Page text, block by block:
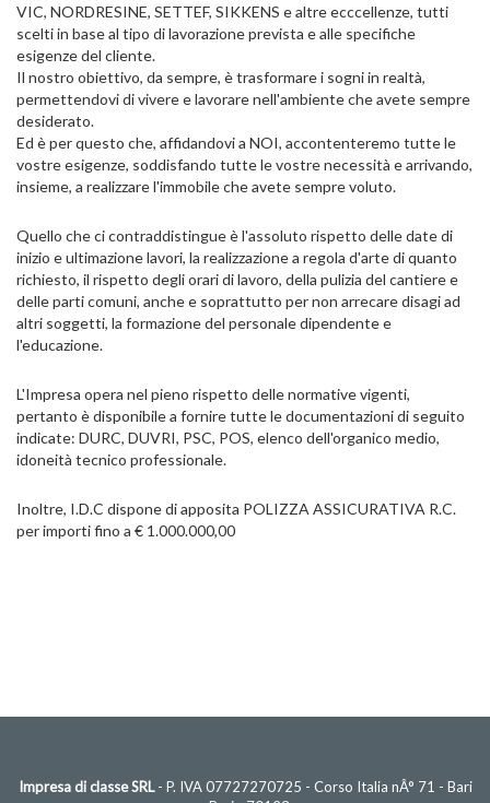
VIC, NORDRESINE, SETTEF, SIKKENS e altre ecccellenze, tutti
scelti in base al tipo di lavorazione prevista e alle specifiche
esigenze del cliente.
Il nostro obiettivo, da sempre, è trasformare i sogni in realtà,
permettendovi di vivere e lavorare nell'ambiente che avete sempre
desiderato.
Ed è per questo che, affidandovi a NOI, accontenteremo tutte le
vostre esigenze, soddisfando tutte le vostre necessità e arrivando,
insieme, a realizzare l'immobile che avete sempre voluto.
Quello che ci contraddistingue è l'assoluto rispetto delle date di
inizio e ultimazione lavori, la realizzazione a regola d'arte di quanto
richiesto, il rispetto degli orari di lavoro, della pulizia del cantiere e
delle parti comuni, anche e soprattutto per non arrecare disagi ad
altri soggetti, la formazione del personale dipendente e
l'educazione.
L'Impresa opera nel pieno rispetto delle normative vigenti,
pertanto è disponibile a fornire tutte le documentazioni di seguito
indicate: DURC, DUVRI, PSC, POS, elenco dell'organico medio,
idoneità tecnico professionale.
Inoltre, I.D.C dispone di apposita POLIZZA ASSICURATIVA R.C.
per importi fino a € 1.000.000,00
Impresa di classe SRL- P. IVA 07727270725 - Corso Italia nÂ° 71 - Bari